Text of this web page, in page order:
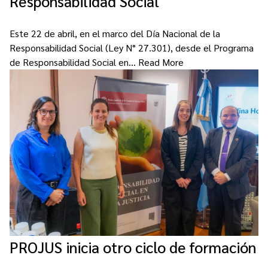
Este 22 de abril, en el marco del Día Nacional de la
Responsabilidad Social (Ley N° 27.301), desde el Programa
de Responsabilidad Social en… Read More
PROJUS inicia otro ciclo de formación